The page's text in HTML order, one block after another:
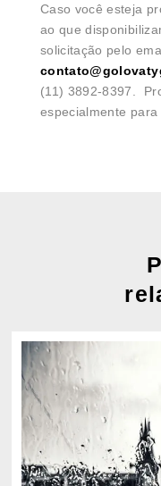
Caso você esteja
ao que
solicitação pelo
(11) 3892-8397.
especialmente para